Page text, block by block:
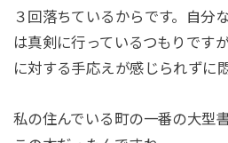
３回落ちているからです。自分
は真剣に行っているつもりです
に対する手応えが感じられずに
私の住んでいる町の一番の大型